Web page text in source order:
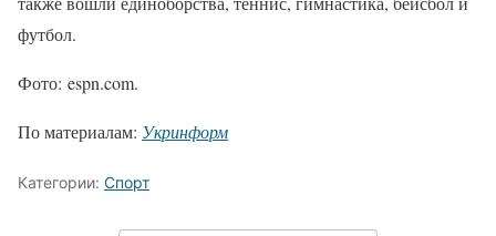
футбол.
Фото: espn.com.
По материалам: Укринформ
Категории: Спорт